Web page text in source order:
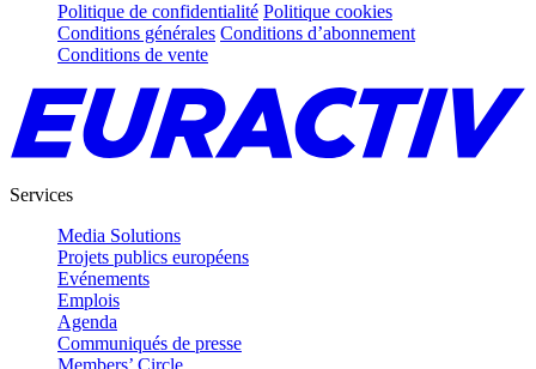
Politique de confidentialité Politique cookies
Conditions générales Conditions d’abonnement
Conditions de vente
Services
Media Solutions
Projets publics européens
Evénements
Emplois
Agenda
Communiqués de presse